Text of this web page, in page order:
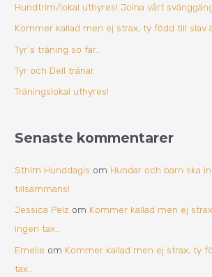
e
r
:
Hundtrim/lokal uthyres! Joina vårt
Kommer kallad men ej strax, ty född till slav
Tyr`s träning so far..
Tyr och Dell tränar
Träningslokal uthyres!
Senaste kommentarer
Sthlm Hunddagis om Hundar och barn ska
tillsammans!
Jessica Pelz om Kommer kallad men ej
ingen tax…
Emelie om Kommer kallad men ej strax, ty
tax…